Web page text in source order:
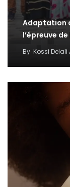
Adaptation
l’épreuve
By Kossi Delali